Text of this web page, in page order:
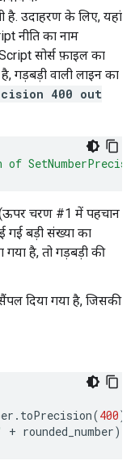
है. उदाहरण के लिए, यहां
नीति का नाम
सोर्स फ़ाइल का
है, गड़बड़ी वाली लाइन का
400 out
of
चरण #1 में पहचान
गई बड़ी संख्या का
है, तो गड़बड़ी की
दिया गया है, जिसकी
. toPrecision(400);
+ rounded_number);